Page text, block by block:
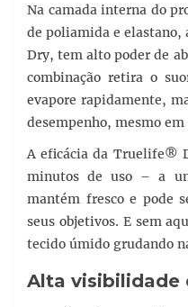
Na camada interna do
de poliamida e
Dry, tem alto poder de
combinação retira o
evapore rapidamente,
desempenho, mesmo
A eficácia da Truelife®
minutos de uso – a
mantém fresco e pode
seus objetivos. E sem
tecido úmido grudando
Alta visibilidade